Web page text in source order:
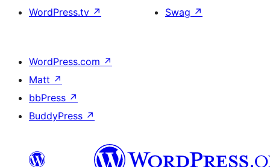
WordPress.tv ↗
Swag ↗
WordPress.com ↗
Matt ↗
bbPress ↗
BuddyPress ↗